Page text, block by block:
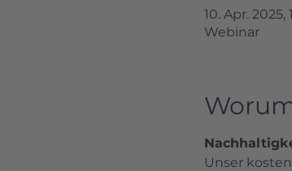
10. Apr. 2025,
Webinar
Unser